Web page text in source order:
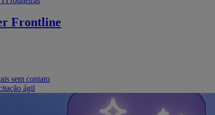
Frontline
sem contato
ágil